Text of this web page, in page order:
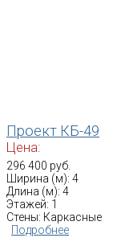
Проект КБ-49
Цена:
296 400 руб.
Ширина (м): 4
Длина (м): 4
Этажей: 1
Стены: Каркасные
Подробнее